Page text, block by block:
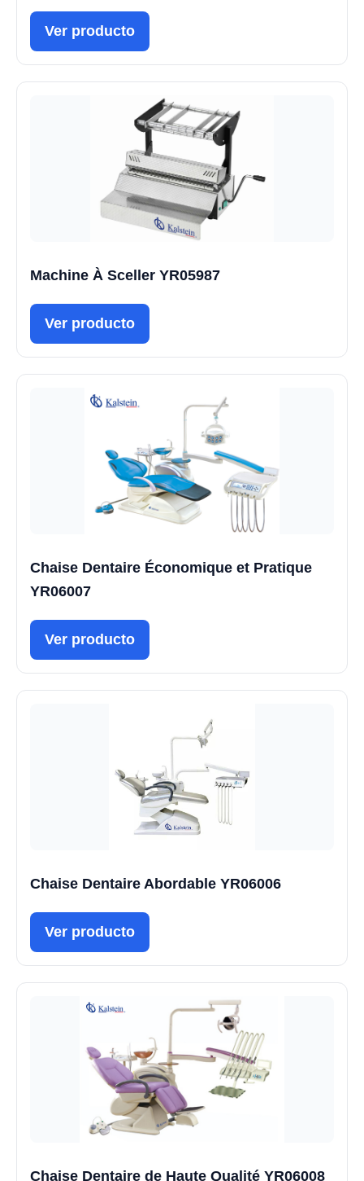
Ver producto
Machine À Sceller YR05987
Ver producto
Chaise Dentaire Économique et Pratique
YR06007
Ver producto
Chaise Dentaire Abordable YR06006
Ver producto
Chaise Dentaire de Haute Qualité YR06008